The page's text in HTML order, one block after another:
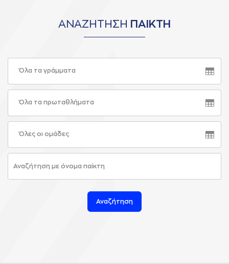
ΑΝΑΖΗΤΗΣΗ ΠΑΙΚΤΗ
Όλα τα γράμματα
Όλα τα πρωταθλήματα
Όλες οι ομάδες
Αναζήτηση